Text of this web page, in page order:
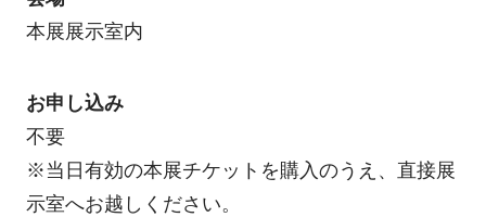
本展展示室内
お申し込み
不要
※当日有効の本展チケットを購入のうえ、直接展
示室へお越しください。